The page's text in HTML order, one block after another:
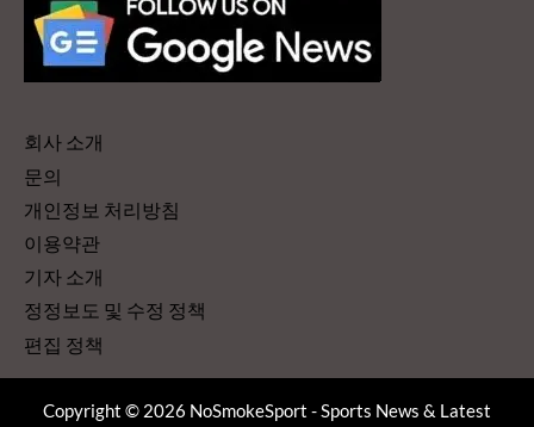
회사 소개
문의
개인정보 처리방침
이용약관
기자 소개
정정보도 및 수정 정책
편집 정책
Copyright © 2026 NoSmokeSport - Sports News & Latest